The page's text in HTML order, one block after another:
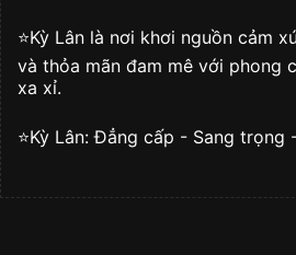
⭐️Kỳ Lân là nơi khơi nguồn cảm
và thỏa mãn đam mê với phong
xa xỉ.
⭐️Kỳ Lân: Đẳng cấp - Sang trọng